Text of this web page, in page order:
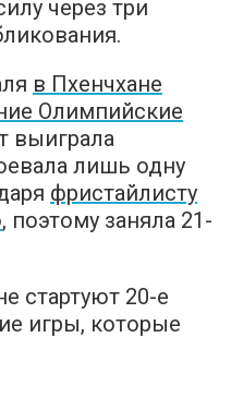
через три
в Пхенчхане
Олимпийские
выиграла
лишь одну
фристайлисту
, поэтому заняла 21-
стартуют 20-е
игры, которые